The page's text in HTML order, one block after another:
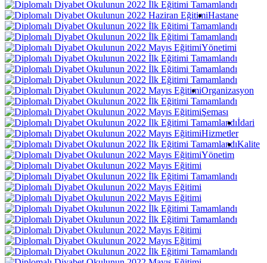
Hastane
Yönetimi
Organizasyon
Şeması
İdari
Hizmetler
Kalite
Yönetim